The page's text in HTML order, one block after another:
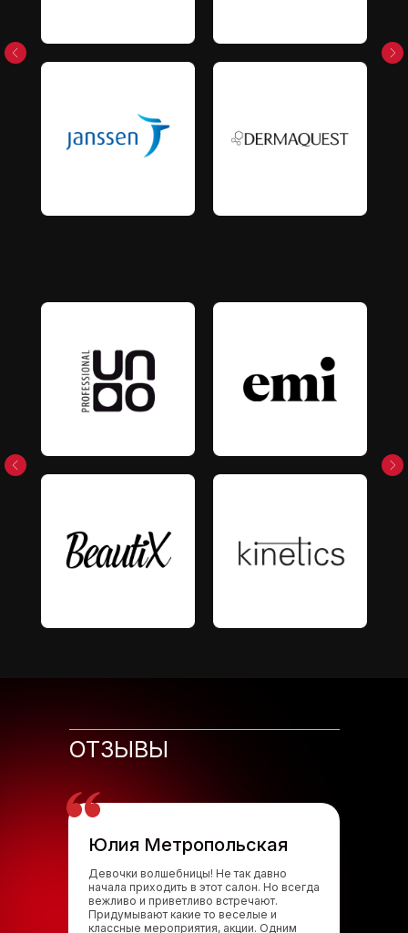
ОТЗЫВЫ
Юлия Метропольская
Девочки волшебницы! Не так давно
начала приходить в этот салон. Но всегда
вежливо и приветливо встречают.
Придумывают какие то веселые и
классные мероприятия, акции. Одним